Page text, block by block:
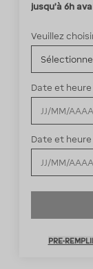
jusqu'à 6h
Veuillez
Date et heure
Date et heure
PRE-